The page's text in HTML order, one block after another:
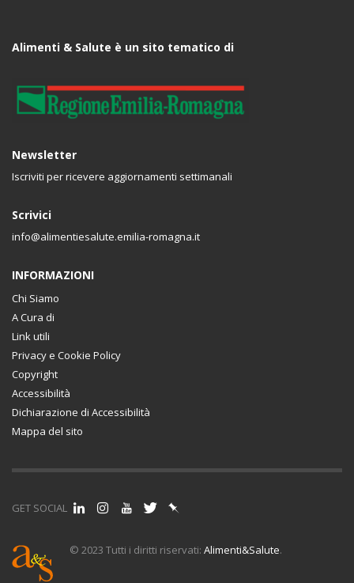
Alimenti & Salute è un sito tematico di
Newsletter
Iscriviti per ricevere aggiornamenti settimanali
Scrivici
info@alimentiesalute.emilia-romagna.it
INFORMAZIONI
Chi Siamo
A Cura di
Link utili
Privacy e Cookie Policy
Copyright
Accessibilità
Dichiarazione di Accessibilità
Mappa del sito
GET SOCIAL
© 2023 Tutti i diritti riservati: Alimenti&Salute.